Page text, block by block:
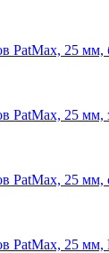
PatMax, 25 мм,
PatMax, 25 мм,
PatMax, 25 мм,
PatMax, 25